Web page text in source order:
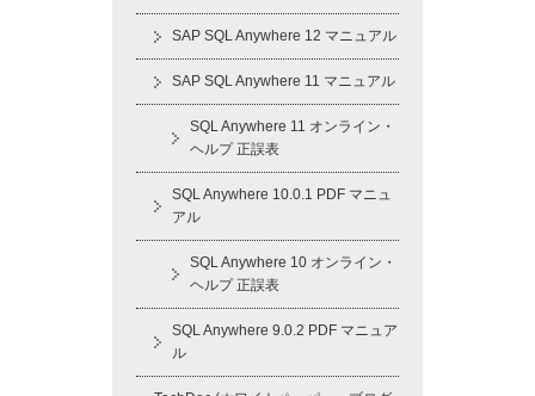
SAP SQL Anywhere 12 マニュアル
SAP SQL Anywhere 11 マニュアル
SQL Anywhere 11 オンライン・
ヘルプ 正誤表
SQL Anywhere 10.0.1 PDF マニュ
アル
SQL Anywhere 10 オンライン・
ヘルプ 正誤表
SQL Anywhere 9.0.2 PDF マニュア
ル